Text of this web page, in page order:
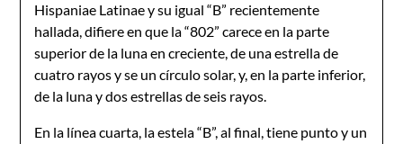
Hispaniae Latinae y su igual “B” recientemente
hallada, difiere en que la “802” carece en la parte
superior de la luna en creciente, de una estrella de
cuatro rayos y se un círculo solar, y, en la parte inferior,
de la luna y dos estrellas de seis rayos.
En la línea cuarta, la estela “B”, al final, tiene punto y un